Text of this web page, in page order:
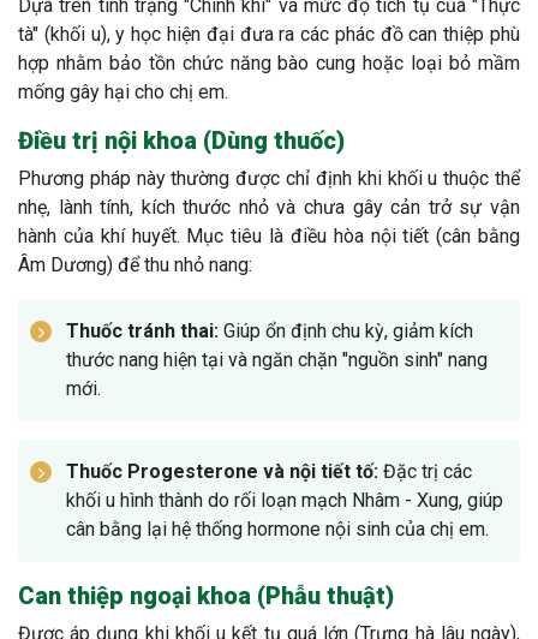
Dựa trên tình trạng "Chính khí" và mức độ tích tụ của "Thực
tà" (khối u), y học hiện đại đưa ra các phác đồ can thiệp phù
hợp nhằm bảo tồn chức năng bào cung hoặc loại bỏ mầm
mống gây hại cho chị em.
Điều trị nội khoa (Dùng thuốc)
Phương pháp này thường được chỉ định khi khối u thuộc thể
nhẹ, lành tính, kích thước nhỏ và chưa gây cản trở sự vận
hành của khí huyết. Mục tiêu là điều hòa nội tiết (cân bằng
Âm Dương) để thu nhỏ nang:
Thuốc tránh thai: Giúp ổn định chu kỳ, giảm kích
thước nang hiện tại và ngăn chặn "nguồn sinh" nang
mới.
Thuốc Progesterone và nội tiết tố: Đặc trị các
khối u hình thành do rối loạn mạch Nhâm - Xung, giúp
cân bằng lại hệ thống hormone nội sinh của chị em.
Can thiệp ngoại khoa (Phẫu thuật)
Được áp dụng khi khối u kết tụ quá lớn (Trưng hà lâu ngày),